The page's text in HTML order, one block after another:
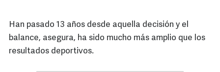
Han pasado 13 años desde aquella decisión y el
balance, asegura, ha sido mucho más amplio que los
resultados deportivos.